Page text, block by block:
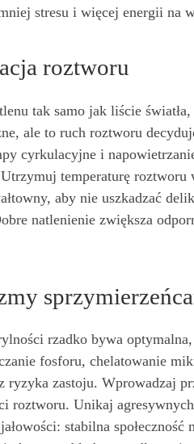
stresu i więcej energii na
roztworu
tak samo jak liście
ale to ruch roztworu
cyrkulacyjne i
temperaturę roztworu
aby nie uszkadzać
natlenienie zwiększa
rzadko bywa
fosforu, chelatowanie
ryzyka zastoju. Wprowadzaj
roztworu. Unikaj
stabilna